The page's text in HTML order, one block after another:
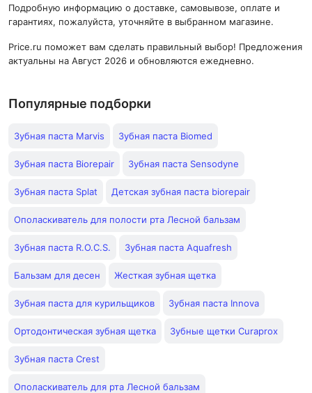
Подробную информацию о доставке, самовывозе, оплате и
гарантиях, пожалуйста, уточняйте в выбранном магазине.
Price.ru поможет вам сделать правильный выбор! Предложения
актуальны на Август 2026 и обновляются ежедневно.
Популярные подборки
Зубная паста Marvis Зубная паста Biomed
Зубная паста Biorepair Зубная паста Sensodyne
Зубная паста Splat Детская зубная паста biorepair
Ополаскиватель для полости рта Лесной бальзам
Зубная паста R.O.C.S. Зубная паста Aquafresh
Бальзам для десен Жесткая зубная щетка
Зубная паста для курильщиков Зубная паста Innova
Ортодонтическая зубная щетка Зубные щетки Curaprox
Зубная паста Crest
Ополаскиватель для рта Лесной бальзам